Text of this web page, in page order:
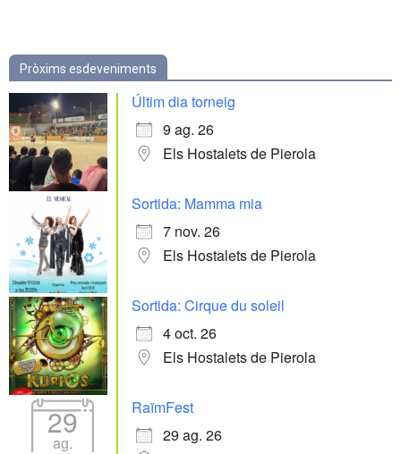
Pròxims esdeveniments
Últim dia torneig
9 ag. 26
Els Hostalets de Pierola
Sortida: Mamma mia
7 nov. 26
Els Hostalets de Pierola
Sortida: Cirque du soleil
4 oct. 26
Els Hostalets de Pierola
29
ag.
RaïmFest
29 ag. 26